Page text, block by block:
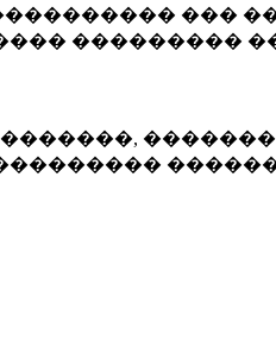
���
���������